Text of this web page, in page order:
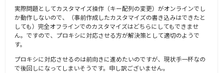
実際問題としてカスタマイズ操作（キー配列の変更）がオンラインでし
か動作しないので、（事前作成したカスタマイズの書き込みはできたと
しても）完全オフラインでのカスタマイズはどちらにしてもできませ
ん。ですので、プロキシに対応させる方が解決策として適切のようで
す。
プロキシに対応させるのは前向きに進めたいのですが、現状手一杯なの
で後回しになってしまいそうです。申し訳ございません。